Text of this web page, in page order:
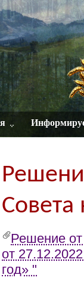
Совета
Решение
от
год» "